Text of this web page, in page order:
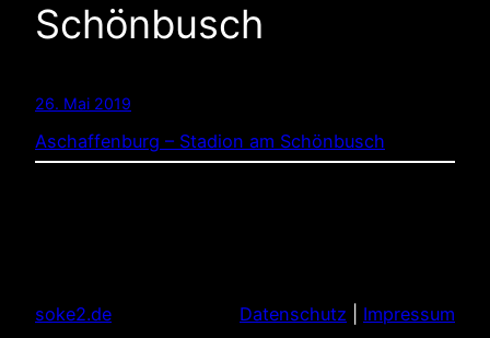
Schönbusch
26. Mai 2019
Aschaffenburg – Stadion am Schönbusch
soke2.de Datenschutz Impressum